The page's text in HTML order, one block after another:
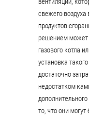
свежего
продуктов
решением может
газового котла
установка
достаточно
недостатком
то, что они